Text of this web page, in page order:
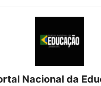
Nacional da